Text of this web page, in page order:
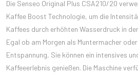
Die Senseo Original Plus CSA210/20
Kaffee Boost Technologie, um die
Kaffees durch erhöhten Wasserdruck in
Egal ob am Morgen als Muntermacher
Entspannung, Sie können ein intensives
Kaffeeerlebnis genießen. Die Maschine